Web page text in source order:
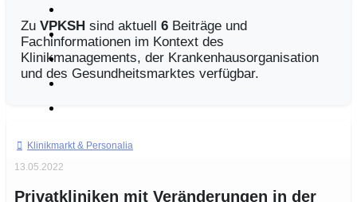
Zu VPKSH sind aktuell 6 Beiträge und
Fachinformationen im Kontext des
Klinikmanagements, der Krankenhausorganisation
und des Gesundheitsmarktes verfügbar.
Klinikmarkt
13.05.2022
Privatkliniken mit Veränderungen in der